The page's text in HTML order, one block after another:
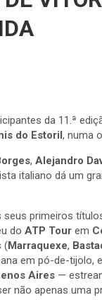
da 11.ª
do Estoril, numa
, Alejandro
italiano dá um
seus primeiros
do ATP Tour em
(Marraquexe,
em pó-de-tijolo,
Aires —
não apenas uma